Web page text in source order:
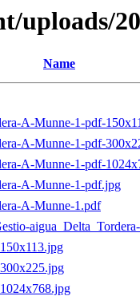
uploads/
Name
A-Munne-1-pdf-
A-Munne-1-pdf-
A-Munne-1-pdf-
A-Munne-1-pdf.jpg
A-Munne-1.pdf